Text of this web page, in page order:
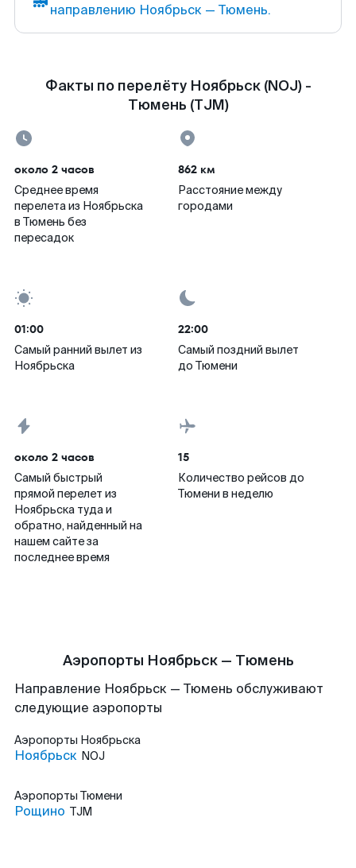
направлению Ноябрьск — Тюмень.
Факты по перелёту Ноябрьск (NOJ) -
Тюмень (TJM)
около 2 часов
Среднее время
перелета из Ноябрьска
в Тюмень без
пересадок
862 км
Расстояние между
городами
01:00
Самый ранний вылет из
Ноябрьска
22:00
Самый поздний вылет
до Тюмени
около 2 часов
Самый быстрый
прямой перелет из
Ноябрьска туда и
обратно, найденный на
нашем сайте за
последнее время
15
Количество рейсов до
Тюмени в неделю
Аэропорты Ноябрьск — Тюмень
Направление Ноябрьск — Тюмень обслуживают
следующие аэропорты
Аэропорты Ноябрьска
Ноябрьск NOJ
Аэропорты Тюмени
Рощино TJM